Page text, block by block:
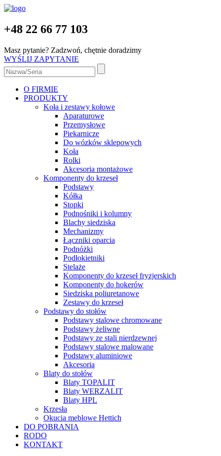
+48 22 66 77 103
Masz pytanie? Zadzwoń, chętnie doradzimy
WYŚLIJ ZAPYTANIE
O FIRMIE
PRODUKTY
Koła i zestawy kołowe
Aparaturowe
Przemysłowe
Piekarnicze
Do wózków sklepowych
Koła
Rolki
Akcesoria montażowe
Komponenty do krzeseł
Podstawy
Kółka
Stopki
Podnośniki i kolumny
Blachy siedziska
Mechanizmy
Łączniki oparcia
Podnóżki
Podłokietniki
Stelaże
Komponenty do krzeseł fryzjerskich
Komponenty do hokerów
Siedziska poliuretanowe
Zestawy do krzeseł
Podstawy do stołów
Podstawy stalowe chromowane
Podstawy żeliwne
Podstawy ze stali nierdzewnej
Podstawy stalowe malowane
Podstawy aluminiowe
Akcesoria
Blaty do stołów
Blaty TOPALIT
Blaty WERZALIT
Blaty HPL
Krzesła
Okucia meblowe Hettich
DO POBRANIA
RODO
KONTAKT